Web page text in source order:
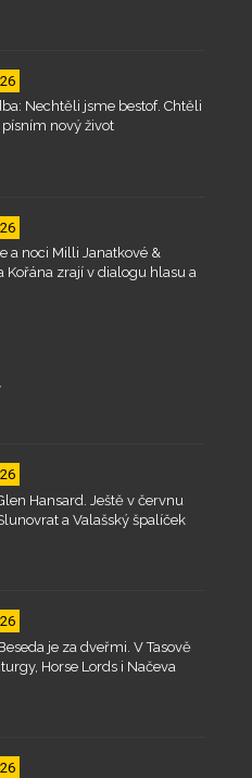
Nechtěli jsme bestof. Chtěli
nový život
a noci Milli Janatkové &
Kořána zrají v dialogu hlasu a
Hansard. Ještě v červnu
a Valašský špalíček
je za dveřmi. V Tasově
Horse Lords i Načeva